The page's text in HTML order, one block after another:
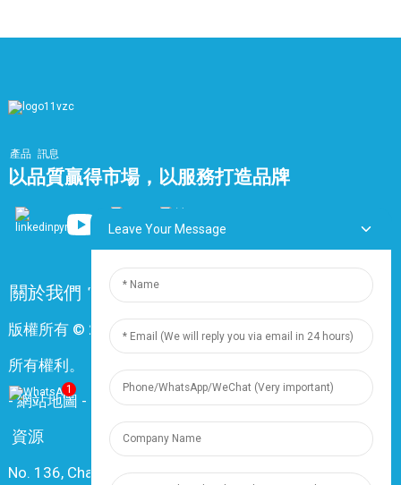
產品 訊息
以品質贏得市場，以服務打造品牌
關於我們 常問問題
版權所有 © 2024 上海鼎尊電氣電纜股份有限公司。保留
所有權利。
-網站地圖 - Resource
資源
No. 136, Changxiang Rd., Nanxiang Town, 201802,
1
Leave Your Message